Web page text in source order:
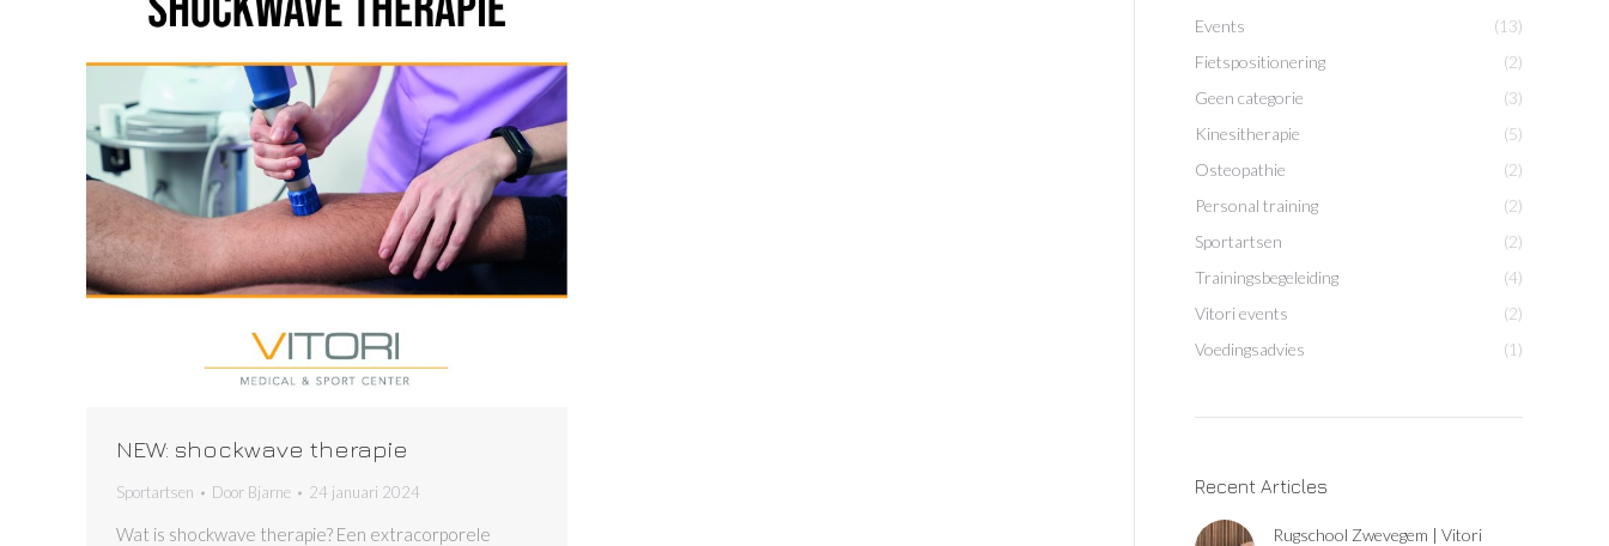
NEW: shockwave therapie
Sportartsen Door Bjarne 24 januari 2024
Wat is shockwave therapie? Een extracorporele
Events
(13)
Fietspositionering
(2)
Geen categorie
(3)
Kinesitherapie
(5)
Osteopathie
(2)
Personal training
(2)
Sportartsen
(2)
Trainingsbegeleiding
(4)
Vitori events
(2)
Voedingsadvies
(1)
Recent Articles
Rugschool Zwevegem | Vitori